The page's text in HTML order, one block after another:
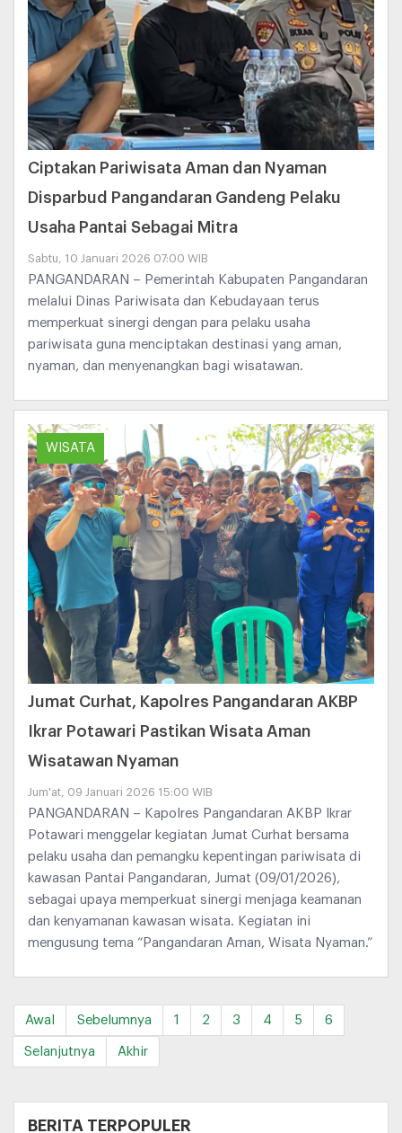
Ciptakan Pariwisata Aman dan Nyaman
Disparbud Pangandaran Gandeng Pelaku
Usaha Pantai Sebagai Mitra
Sabtu, 10 Januari 2026 07:00 WIB
PANGANDARAN – Pemerintah Kabupaten Pangandaran
melalui Dinas Pariwisata dan Kebudayaan terus
memperkuat sinergi dengan para pelaku usaha
pariwisata guna menciptakan destinasi yang aman,
nyaman, dan menyenangkan bagi wisatawan.
WISATA
Jumat Curhat, Kapolres Pangandaran AKBP
Ikrar Potawari Pastikan Wisata Aman
Wisatawan Nyaman
Jum'at, 09 Januari 2026 15:00 WIB
PANGANDARAN – Kapolres Pangandaran AKBP Ikrar
Potawari menggelar kegiatan Jumat Curhat bersama
pelaku usaha dan pemangku kepentingan pariwisata di
kawasan Pantai Pangandaran, Jumat (09/01/2026),
sebagai upaya memperkuat sinergi menjaga keamanan
dan kenyamanan kawasan wisata. Kegiatan ini
mengusung tema “Pangandaran Aman, Wisata Nyaman.”
Awal Sebelumnya 1 2 3 4 5 6
Selanjutnya Akhir
BERITA TERPOPULER